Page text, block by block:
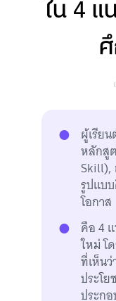
ใน 4
ผู้เรีย
หลักสู
Skill),
รูปแบ
โอกาส
คือ 4
ใหม่ โ
ที่เห็น
ประโ
ประก